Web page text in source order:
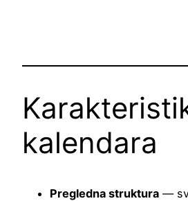
kalendara
Pregledna struktura —